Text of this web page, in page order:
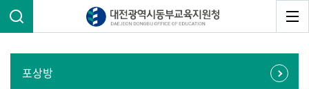
포상방